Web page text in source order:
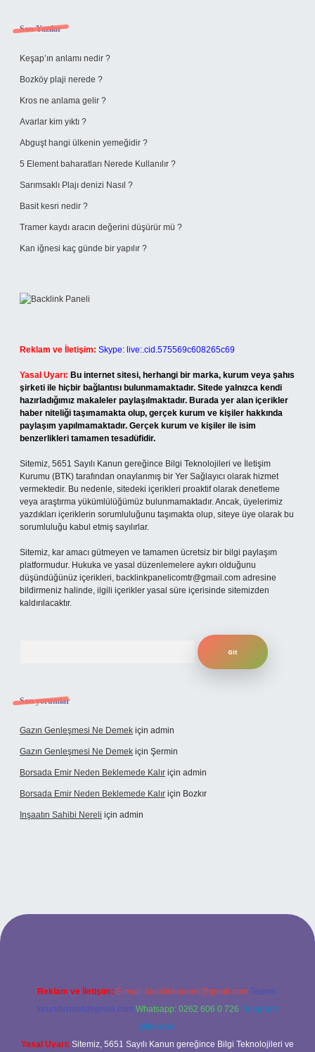
Sidebar
Son Yazılar
Keşap’ın anlamı nedir ?
Bozköy plaji nerede ?
Kros ne anlama gelir ?
Avarlar kim yıktı ?
Abguşt hangi ülkenin yemeğidir ?
5 Element baharatları Nerede Kullanılır ?
Sarımsaklı Plajı denizi Nasıl ?
Basit kesri nedir ?
Tramer kaydı aracın değerini düşürür mü ?
Kan iğnesi kaç günde bir yapılır ?
Reklam ve İletişim: Skype: live:.cid.575569c608265c69
Yasal Uyarı: Bu internet sitesi, herhangi bir marka, kurum veya şahıs
şirketi ile hiçbir bağlantısı bulunmamaktadır. Sitede yalnızca kendi
hazırladığımız makaleler paylaşılmaktadır. Burada yer alan içerikler
haber niteliği taşımamakta olup, gerçek kurum ve kişiler hakkında
paylaşım yapılmamaktadır. Gerçek kurum ve kişiler ile isim
benzerlikleri tamamen tesadüfidir.
Sitemiz, 5651 Sayılı Kanun gereğince Bilgi Teknolojileri ve İletişim
Kurumu (BTK) tarafından onaylanmış bir Yer Sağlayıcı olarak hizmet
vermektedir. Bu nedenle, sitedeki içerikleri proaktif olarak denetleme
veya araştırma yükümlülüğümüz bulunmamaktadır. Ancak, üyelerimiz
yazdıkları içeriklerin sorumluluğunu taşımakta olup, siteye üye olarak bu
sorumluluğu kabul etmiş sayılırlar.
Sitemiz, kar amacı gütmeyen ve tamamen ücretsiz bir bilgi paylaşım
platformudur. Hukuka ve yasal düzenlemelere aykırı olduğunu
düşündüğünüz içerikleri, backlinkpanelicomtr@gmail.com adresine
bildirmeniz halinde, ilgili içerikler yasal süre içerisinde sitemizden
kaldırılacaktır.
Son yorumlar
Gazın Genleşmesi Ne Demek için admin
Gazın Genleşmesi Ne Demek için Şermin
Borsada Emir Neden Beklemede Kalır için admin
Borsada Emir Neden Beklemede Kalır için Bozkır
Inşaatın Sahibi Nereli için admin
Reklam ve İletişim: E-mail: backlinkpaneli@gmail.com Teams:
forumhizmeti@gmail.com Whatsapp: 0262 606 0 726 Telegram:
@karabul
Yasal Uyarı: Sitemiz, 5651 Sayılı Kanun gereğince Bilgi Teknolojileri ve